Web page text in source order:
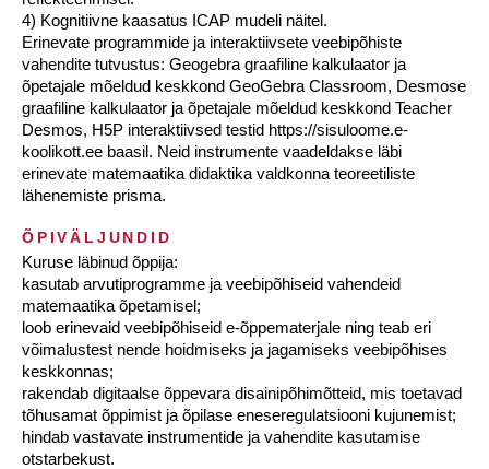
4) Kognitiivne kaasatus ICAP mudeli näitel.
Erinevate programmide ja interaktiivsete veebipõhiste
vahendite tutvustus: Geogebra graafiline kalkulaator ja
õpetajale mõeldud keskkond GeoGebra Classroom, Desmose
graafiline kalkulaator ja õpetajale mõeldud keskkond Teacher
Desmos, H5P interaktiivsed testid https://sisuloome.e-
koolikott.ee baasil. Neid instrumente vaadeldakse läbi
erinevate matemaatika didaktika valdkonna teoreetiliste
lähenemiste prisma.
ÕPIVÄLJUNDID
Kuruse läbinud õppija:
kasutab arvutiprogramme ja veebipõhiseid vahendeid
matemaatika õpetamisel;
loob erinevaid veebipõhiseid e-õppematerjale ning teab eri
võimalustest nende hoidmiseks ja jagamiseks veebipõhises
keskkonnas;
rakendab digitaalse õppevara disainipõhimõtteid, mis toetavad
tõhusamat õppimist ja õpilase eneseregulatsiooni kujunemist;
hindab vastavate instrumentide ja vahendite kasutamise
otstarbekust.